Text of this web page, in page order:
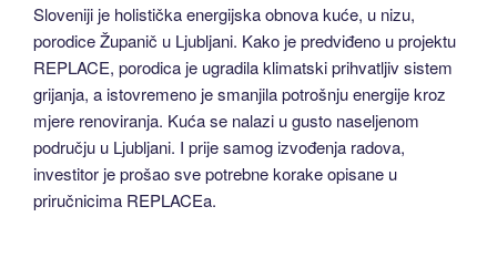
Sloveniji je holistička energijska obnova kuće, u nizu,
porodice Županič u Ljubljani. Kako je predviđeno u projektu
REPLACE, porodica je ugradila klimatski prihvatljiv sistem
grijanja, a istovremeno je smanjila potrošnju energije kroz
mjere renoviranja. Kuća se nalazi u gusto naseljenom
području u Ljubljani. I prije samog izvođenja radova,
investitor je prošao sve potrebne korake opisane u
priručnicima REPLACEa.